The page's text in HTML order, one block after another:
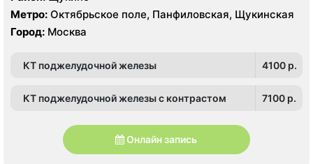
Метро: Октябрьское поле, Панфиловская, Щукинская
Город: Москва
КТ поджелудочной железы 4100 p.
КТ поджелудочной железы с контрастом 7100 p.
Онлайн запись